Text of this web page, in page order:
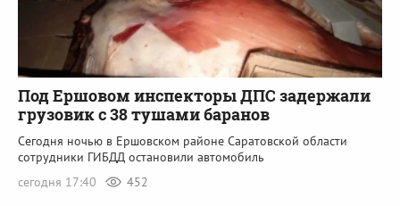
Под Ершовом инспекторы ДПС задержали
грузовик с 38 тушами баранов
Сегодня ночью в Ершовском районе Саратовской области
сотрудники ГИБДД остановили автомобиль
сегодня 17:40
452